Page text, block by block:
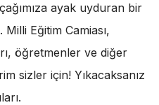
ayak uyduran bir
Eğitim Camiası,
öğretmenler ve diğer
sizler için! Yıkacaksanız